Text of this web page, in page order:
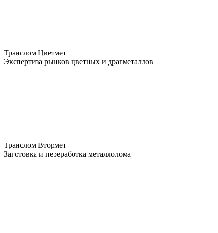
Транслом Цветмет
Экспертиза рынков цветных и драгметаллов
Транслом Втормет
Заготовка и переработка металлолома